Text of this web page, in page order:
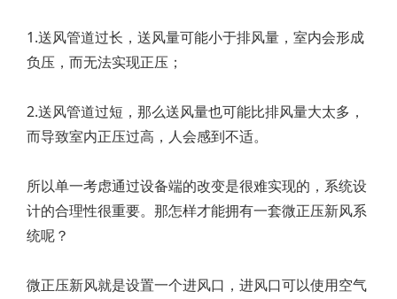
1.送风管道过长，送风量可能小于排风量，室内会形成
负压，而无法实现正压；
2.送风管道过短，那么送风量也可能比排风量大太多，
而导致室内正压过高，人会感到不适。
所以单一考虑通过设备端的改变是很难实现的，系统设
计的合理性很重要。那怎样才能拥有一套微正压新风系
统呢？
微正压新风就是设置一个进风口，进风口可以使用空气